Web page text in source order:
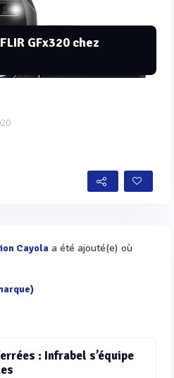
GFx320 chez
Cayola a été ajouté(e) où
: Infrabel s’équipe